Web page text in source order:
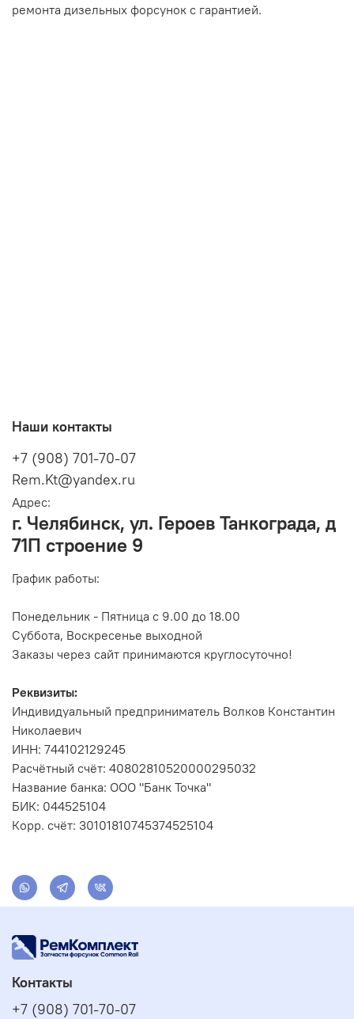
ремонта дизельных форсунок с гарантией.
Наши контакты
+7 (908) 701-70-07
Rem.Kt@yandex.ru
Адрес:
г. Челябинск, ул. Героев Танкограда, д
71П строение 9
График работы:
Понедельник - Пятница с 9.00 до 18.00
Суббота, Воскресенье выходной
Заказы через сайт принимаются круглосуточно!
Реквизиты:
Индивидуальный предприниматель Волков Константин
Николаевич
ИНН: 744102129245
Расчётный счёт: 40802810520000295032
Название банка: ООО "Банк Точка"
БИК: 044525104
Корр. счёт: 30101810745374525104
Контакты
+7 (908) 701-70-07